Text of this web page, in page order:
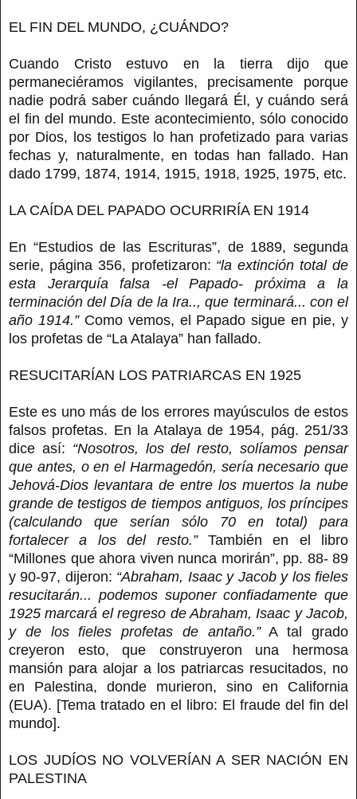
EL FIN DEL MUNDO, ¿CUÁNDO?
Cuando Cristo estuvo en la tierra dijo que
permaneciéramos vigilantes, precisamente porque
nadie podrá saber cuándo llegará Él, y cuándo será
el fin del mundo. Este acontecimiento, sólo conocido
por Dios, los testigos lo han profetizado para varias
fechas y, naturalmente, en todas han fallado. Han
dado 1799, 1874, 1914, 1915, 1918, 1925, 1975, etc.
LA CAÍDA DEL PAPADO OCURRIRÍA EN 1914
En “Estudios de las Escrituras”, de 1889, segunda
serie, página 356, profetizaron: “la extinción total de
esta Jerarquía falsa -el Papado- próxima a la
terminación del Día de la Ira.., que terminará... con el
año 1914.”Como vemos, el Papado sigue en pie, y
los profetas de “La Atalaya” han fallado.
RESUCITARÍAN LOS PATRIARCAS EN 1925
Este es uno más de los errores mayúsculos de estos
falsos profetas. En la Atalaya de 1954, pág. 251/33
dice así: “Nosotros, los del resto, solíamos pensar
que antes, o en el Harmagedón, sería necesario que
Jehová-Dios levantara de entre los muertos la nube
grande de testigos de tiempos antiguos, los príncipes
(calculando que serían sólo 70 en total) para
fortalecer a los del resto.”También en el libro
“Millones que ahora viven nunca morirán”, pp. 88- 89
y 90-97, dijeron: “Abraham, Isaac y Jacob y los fieles
resucitarán... podemos suponer confiadamente que
1925 marcará el regreso de Abraham, Isaac y Jacob,
y de los fieles profetas de antaño.”A tal grado
creyeron esto, que construyeron una hermosa
mansión para alojar a los patriarcas resucitados, no
en Palestina, donde murieron, sino en California
(EUA). [Tema tratado en el libro: El fraude del fin del
mundo].
LOS JUDÍOS NO VOLVERÍAN A SER NACIÓN EN
PALESTINA